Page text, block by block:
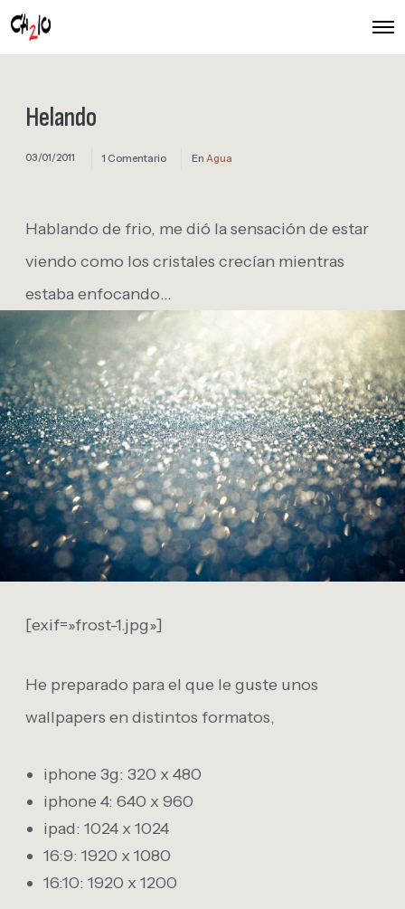
O
Helando
03/01/2011 1 Comentario En Agua
Hablando de frio, me dió la sensación de estar
viendo como los cristales crecían mientras
estaba enfocando…
[exif=»frost-1.jpg»]
He preparado para el que le guste unos
wallpapers en distintos formatos,
iphone 3g: 320 x 480
iphone 4: 640 x 960
ipad: 1024 x 1024
16:9: 1920 x 1080
16:10: 1920 x 1200